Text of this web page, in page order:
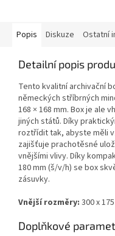
Popis Diskuze Ostatní
Detailní popis
Tento kvalitní archivační
německých stříbrných
168 × 168 mm. Box je ale
jiných států. Díky
roztřídit tak, abyste měli
zajišťuje prachotěsné
vnějšími vlivy. Díky
180 mm (š/v/h) se box
zásuvky.
Vnější rozměry: 300 x
Doplňkové